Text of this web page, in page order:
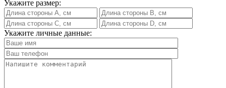
Укажите размер:
Укажите личные данные: